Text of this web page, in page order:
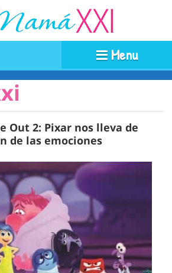
Menu
Out 2: Pixar nos lleva de
de las emociones